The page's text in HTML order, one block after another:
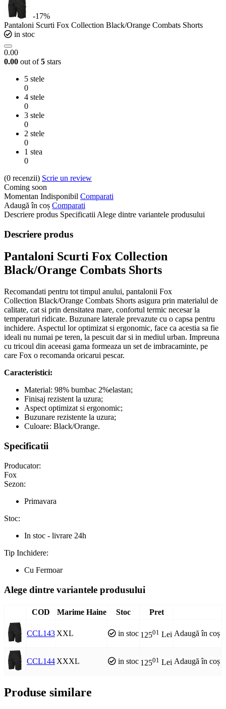
-17%
Pantaloni Scurti Fox Collection Black/Orange Combats Shorts
in stoc
0.00
0.00 out of5 stars
5 stele
0
4 stele
0
3 stele
0
2 stele
0
1 stea
0
(0 recenzii) Scrie un review
Coming soon
Momentan Indisponibil Comparati
Adaugă în coș Comparati
Descriere produs Specificatii Alege dintre variantele produsului
Descriere produs
Pantaloni Scurti Fox Collection
Black/Orange Combats Shorts
Recomandati pentru tot timpul anului, pantalonii Fox
Collection Black/Orange Combats Shorts asigura prin materialul de
calitate, cat si prin densitatea mare, confortul termic necesar la
temperaturi ridicate. Buzunare laterale prevazute cu o capsa pentru
inchidere. Aspectul lor optimizat si ergonomic, face ca acestia sa fie
ideali nu numai pe teren, la pescuit dar si in mediul urban. Impreuna
cu tricoul din aceeasi gama formeaza un set de imbracaminte, pe
care Fox o recomanda oricarui pescar.
Caracteristici:
Material: 98% bumbac 2%elastan;
Finisaj rezistent la uzura;
Aspect optimizat si ergonomic;
Buzunare rezistente la uzura;
Culoare: Black/Orange.
Specificatii
Producator:
Fox
Sezon:
Primavara
Stoc:
In stoc - livrare 24h
Tip Inchidere:
Cu Fermoar
Alege dintre variantele produsului
COD Marime Haine Stoc Pret
CCL143 XXL in stoc 12501 Lei Adaugă în coș
CCL144 XXXL in stoc 12501 Lei Adaugă în coș
Produse similare